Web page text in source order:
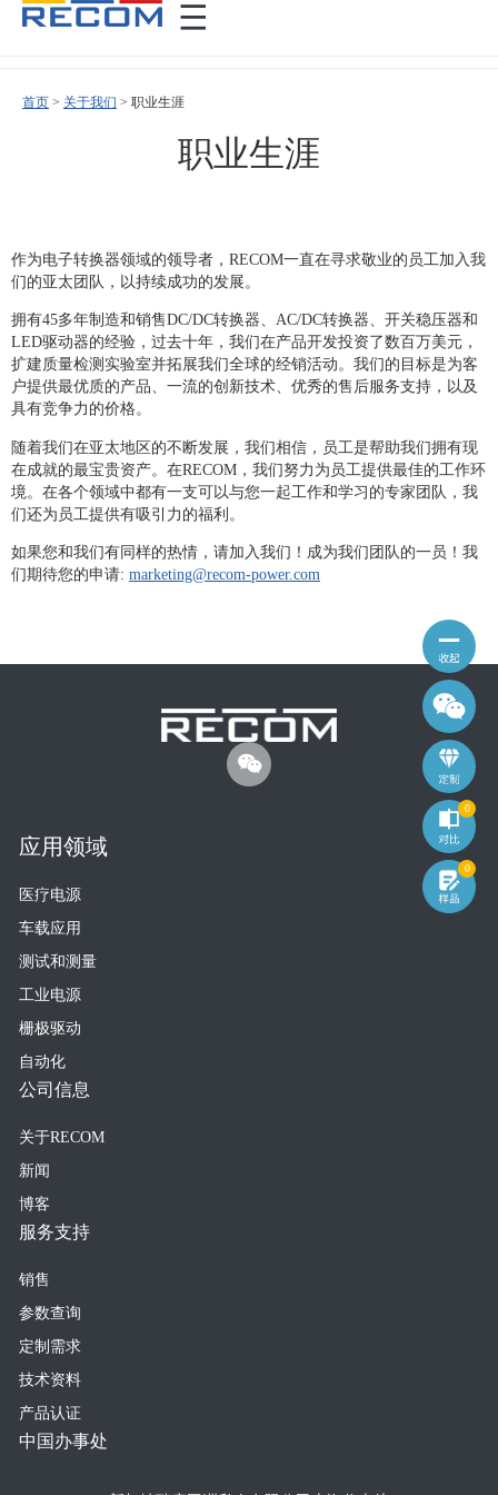
0
0
首页 > 关于我们 > 职业生涯
职业生涯
作为电子转换器领域的领导者，RECOM一直在寻求敬业的员工加入我
们的亚太团队，以持续成功的发展。
拥有45多年制造和销售DC/DC转换器、AC/DC转换器、开关稳压器和
LED驱动器的经验，过去十年，我们在产品开发投资了数百万美元，
扩建质量检测实验室并拓展我们全球的经销活动。我们的目标是为客
户提供最优质的产品、一流的创新技术、优秀的售后服务支持，以及
具有竞争力的价格。
随着我们在亚太地区的不断发展，我们相信，员工是帮助我们拥有现
在成就的最宝贵资产。在RECOM，我们努力为员工提供最佳的工作环
境。在各个领域中都有一支可以与您一起工作和学习的专家团队，我
们还为员工提供有吸引力的福利。
如果您和我们有同样的热情，请加入我们！成为我们团队的一员！我
们期待您的申请: marketing@recom-power.com
应用领域
医疗电源
车载应用
测试和测量
工业电源
栅极驱动
自动化
公司信息
关于RECOM
新闻
博客
服务支持
销售
参数查询
定制需求
技术资料
产品认证
中国办事处